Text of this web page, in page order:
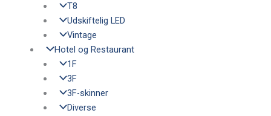
T8
Udskiftelig LED
Vintage
Hotel og Restaurant
1F
3F
3F-skinner
Diverse